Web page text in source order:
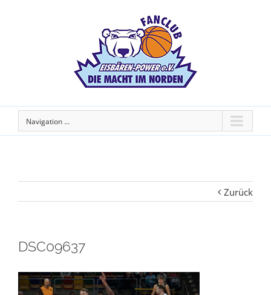
Navigation ...
Zurück
DSC09637